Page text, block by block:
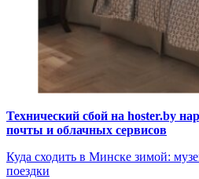
Технический сбой на hoster.by
почты и облачных сервисов
Куда сходить в Минске зимой:
поездки